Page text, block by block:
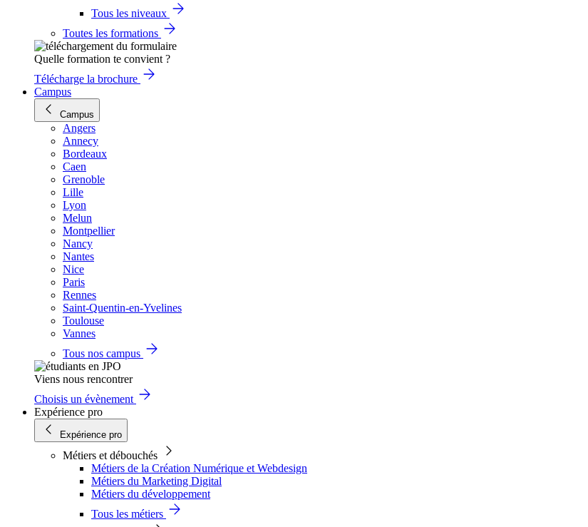
Tous les niveaux
Toutes les formations
Quelle formation te convient ?
Télécharge la brochure
Campus
Campus
Angers
Annecy
Bordeaux
Caen
Grenoble
Lille
Lyon
Melun
Montpellier
Nancy
Nantes
Nice
Paris
Rennes
Saint-Quentin-en-Yvelines
Toulouse
Vannes
Tous nos campus
Viens nous rencontrer
Choisis un évènement
Expérience pro
Expérience pro
Métiers et débouchés
Métiers de la Création Numérique et Webdesign
Métiers du Marketing Digital
Métiers du développement
Tous les métiers